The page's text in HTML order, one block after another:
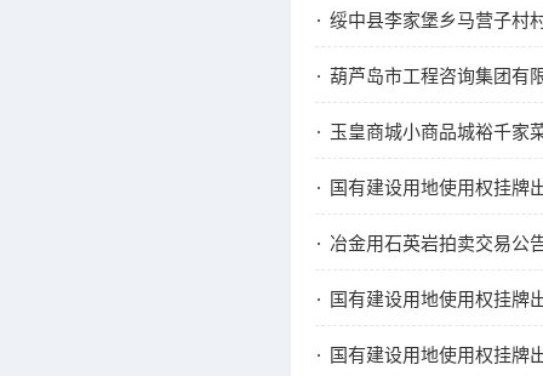
绥中县李家堡乡马营子村
葫芦岛市工程咨询集团有
玉皇商城小商品城裕千家
国有建设用地使用权挂牌
冶金用石英岩拍卖交易公
国有建设用地使用权挂牌
国有建设用地使用权挂牌